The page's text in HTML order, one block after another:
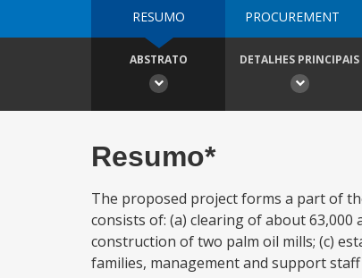
RESUMO PROCUREMENT
ABSTRATO DETALHES PRINCIPAIS
Resumo*
The proposed project forms a part of
consists of: (a) clearing of about
construction of two palm oil mills; (c)
families, management and support